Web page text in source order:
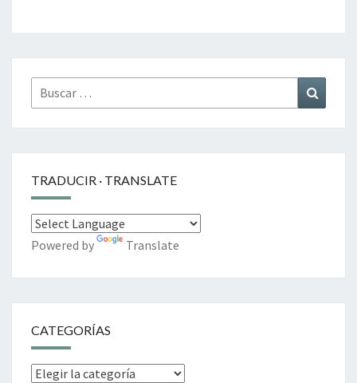
Buscar
por:
TRADUCIR · TRANSLATE
Powered by Translate
CATEGORÍAS
Categorías